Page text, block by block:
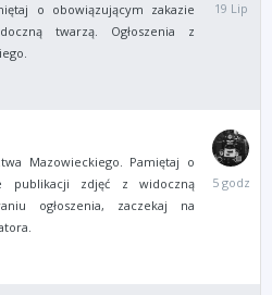
o obowiązującym zakazie
twarzą. Ogłoszenia z
Lipca
Mazowieckiego. Pamiętaj o
publikacji zdjęć z widoczną
ogłoszenia, zaczekaj na
5
godzin